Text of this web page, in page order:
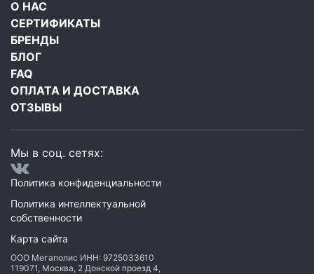
О НАС
СЕРТИФИКАТЫ
БРЕНДЫ
БЛОГ
FAQ
ОПЛАТА И ДОСТАВКА
ОТЗЫВЫ
Мы в соц. сетях:
Политика конфиденциальности
Политика интеллектуальной
собственности
Карта сайта
ООО Мегаполис ИНН: 9725033610
119071, Москва, 2 Донской проезд 4,